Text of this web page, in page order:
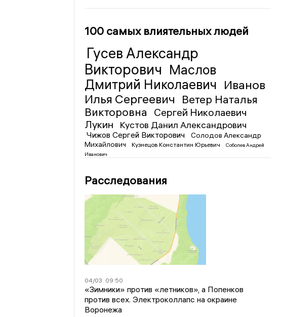
100 самых влиятельных людей
Гусев Александр
Викторович Маслов
Дмитрий Николаевич Иванов
Илья Сергеевич
Ветер Наталья
Викторовна
Сергей Николаевич
Лукин
Кустов Данил Александрович
Чижов Сергей Викторович
Солодов Александр
Михайлович
Кузнецов Константин Юрьевич
Соболев Андрей
Иванович
Расследования
04/03 09:50
«Зимники» против «летников», а Попенков
против всех. Электроколлапс на окраине
Воронежа